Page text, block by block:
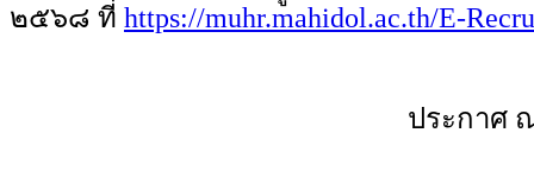
๒๕๖๘ ที่ https://muhr.mahidol.ac.th/E-
ประกา